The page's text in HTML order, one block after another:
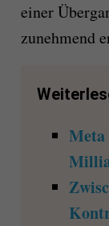
einer
zunehmend